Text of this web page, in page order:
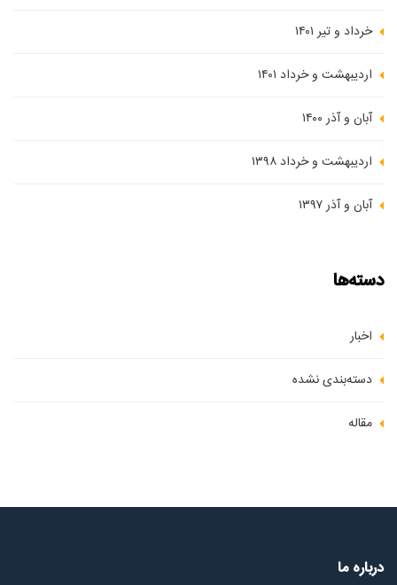
خرداد و تیر ۱۴۰۱
اردیبهشت و خرداد ۱۴۰۱
آبان و آذر ۱۴۰۰
اردیبهشت و خرداد ۱۳۹۸
آبان و آذر ۱۳۹۷
دسته‌ها
اخبار
دسته‌بندی نشده
مقاله
درباره ما